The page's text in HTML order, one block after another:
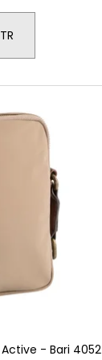
- Bari 4052